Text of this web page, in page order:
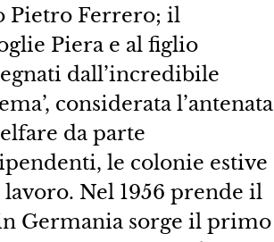
Pietro Ferrero; il
Piera e al figlio
dall’incredibile
considerata l’antenata
da parte
le colonie estive
Nel 1956 prende il
Germania sorge il primo